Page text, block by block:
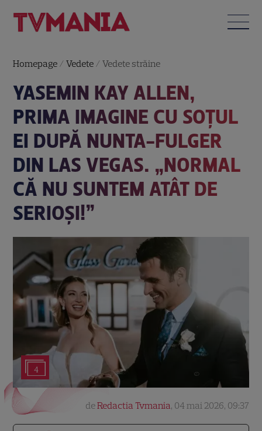
Homepage /Vedete /Vedete străine
YASEMIN KAY ALLEN,
PRIMA IMAGINE CU SOȚUL
EI DUPĂ NUNTA-FULGER
DIN LAS VEGAS. „NORMAL
CĂ NU SUNTEM ATÂT DE
SERIOȘI!”
4
deRedactia Tvmania, 04 mai 2026, 09:37